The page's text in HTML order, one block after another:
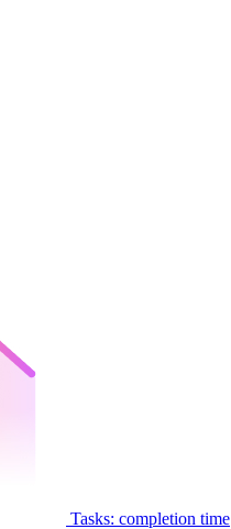
Tasks: completion time